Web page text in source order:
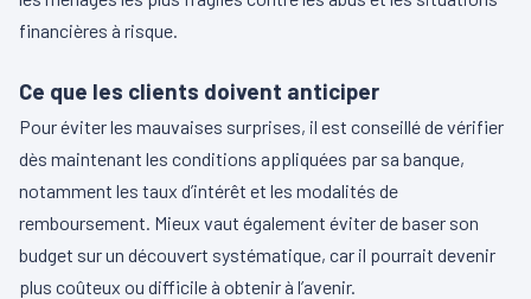
financières à risque.
Ce que les clients doivent anticiper
Pour éviter les mauvaises surprises, il est conseillé de vérifier
dès maintenant les conditions appliquées par sa banque,
notamment les taux d’intérêt et les modalités de
remboursement. Mieux vaut également éviter de baser son
budget sur un découvert systématique, car il pourrait devenir
plus coûteux ou difficile à obtenir à l’avenir.